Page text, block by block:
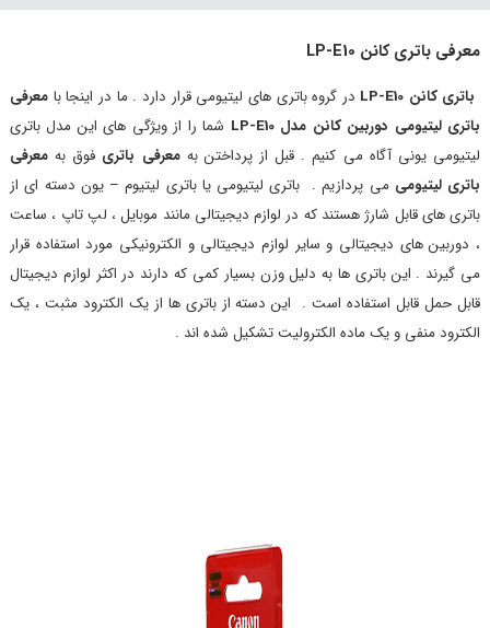
معرفی باتری کانن LP-E10
باتری کانن LP-E10 در گروه باتری های لیتیومی قرار دارد . ما در اینجا بامعرفی
باتری لیتیومی دوربین کانن مدلLP-E10 شما را از ویژگی های این مدل باتری
لیتیومی یونی آگاه می کنیم . قبل از پرداختن بهمعرفی باتری فوق بهمعرفی
باتری لیتیومی می پردازیم . باتری لیتیومی یا باتری لیتیوم – یون دسته ای از
باتری های قابل شارژ هستند که در لوازم دیجیتالی مانند موبایل ، لپ تاپ ، ساعت
، دوربین های دیجیتالی و سایر لوازم دیجیتالی و الکترونیکی مورد استفاده قرار
می گیرند . این باتری ها به دلیل وزن بسیار کمی که دارند در اکثر لوازم دیجیتال
قابل حمل قابل استفاده است . این دسته از باتری ها از یک الکترود مثبت ، یک
الکترود منفی و یک ماده الکترولیت تشکیل شده اند .